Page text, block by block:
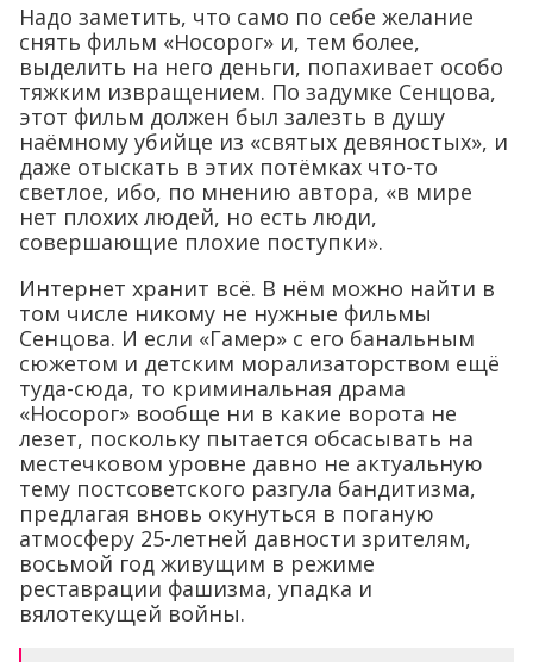
Надо заметить, что само по себе желание
снять фильм «Носорог» и, тем более,
выделить на него деньги, попахивает особо
тяжким извращением. По задумке Сенцова,
этот фильм должен был залезть в душу
наёмному убийце из «святых девяностых», и
даже отыскать в этих потёмках что-то
светлое, ибо, по мнению автора, «в мире
нет плохих людей, но есть люди,
совершающие плохие поступки».
Интернет хранит всё. В нём можно найти в
том числе никому не нужные фильмы
Сенцова. И если «Гамер» с его банальным
сюжетом и детским морализаторством ещё
туда-сюда, то криминальная драма
«Носорог» вообще ни в какие ворота не
лезет, поскольку пытается обсасывать на
местечковом уровне давно не актуальную
тему постсоветского разгула бандитизма,
предлагая вновь окунуться в поганую
атмосферу 25-летней давности зрителям,
восьмой год живущим в режиме
реставрации фашизма, упадка и
вялотекущей войны.